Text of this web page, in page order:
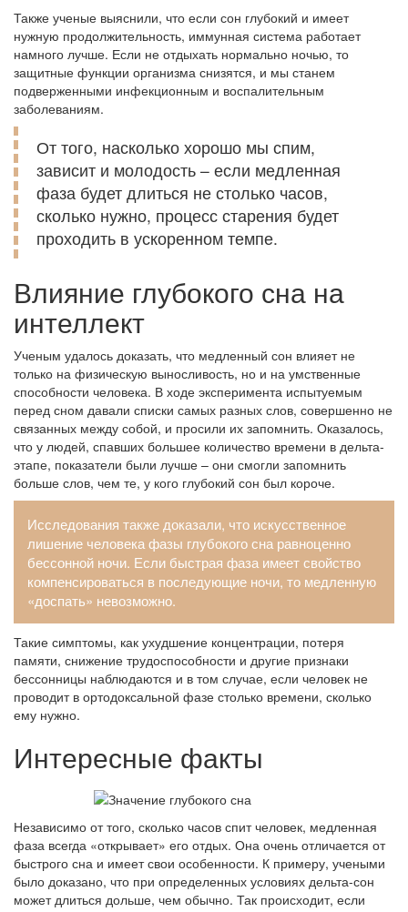
Также ученые выяснили, что если сон глубокий и имеет
нужную продолжительность, иммунная система работает
намного лучше. Если не отдыхать нормально ночью, то
защитные функции организма снизятся, и мы станем
подверженными инфекционным и воспалительным
заболеваниям.
От того, насколько хорошо мы спим,
зависит и молодость – если медленная
фаза будет длиться не столько часов,
сколько нужно, процесс старения будет
проходить в ускоренном темпе.
Влияние глубокого сна на
интеллект
Ученым удалось доказать, что медленный сон влияет не
только на физическую выносливость, но и на умственные
способности человека. В ходе эксперимента испытуемым
перед сном давали списки самых разных слов, совершенно не
связанных между собой, и просили их запомнить. Оказалось,
что у людей, спавших большее количество времени в дельта-
этапе, показатели были лучше – они смогли запомнить
больше слов, чем те, у кого глубокий сон был короче.
Исследования также доказали, что искусственное
лишение человека фазы глубокого сна равноценно
бессонной ночи. Если быстрая фаза имеет свойство
компенсироваться в последующие ночи, то медленную
«доспать» невозможно.
Такие симптомы, как ухудшение концентрации, потеря
памяти, снижение трудоспособности и другие признаки
бессонницы наблюдаются и в том случае, если человек не
проводит в ортодоксальной фазе столько времени, сколько
ему нужно.
Интересные факты
Независимо от того, сколько часов спит человек, медленная
фаза всегда «открывает» его отдых. Она очень отличается от
быстрого сна и имеет свои особенности. К примеру, учеными
было доказано, что при определенных условиях дельта-сон
может длиться дольше, чем обычно. Так происходит, если